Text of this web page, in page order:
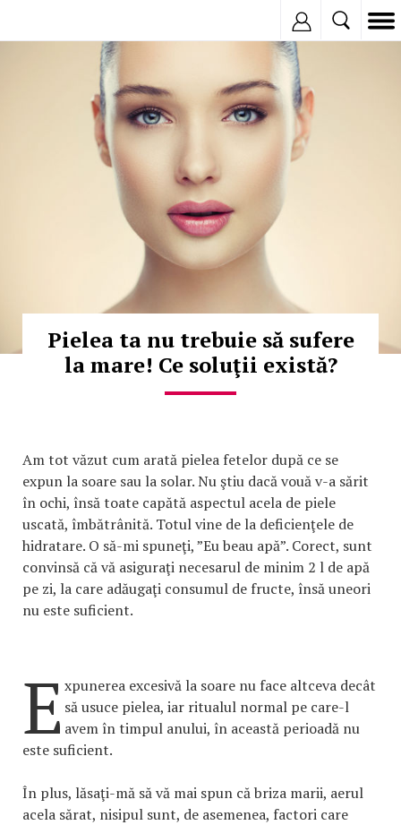
Pielea ta nu trebuie să sufere
la mare! Ce soluţii există?
Am tot văzut cum arată pielea fetelor după ce se
expun la soare sau la solar. Nu ştiu dacă vouă v-a sărit
în ochi, însă toate capătă aspectul acela de piele
uscată, îmbătrânită. Totul vine de la deficienţele de
hidratare. O să-mi spuneţi, ”Eu beau apă”. Corect, sunt
convinsă că vă asiguraţi necesarul de minim 2 l de apă
pe zi, la care adăugaţi consumul de fructe, însă uneori
nu este suficient.
E xpunerea excesivă la soare nu face altceva decât
să usuce pielea, iar ritualul normal pe care-l
avem în timpul anului, în această perioadă nu
este suficient.
În plus, lăsaţi-mă să vă mai spun că briza marii, aerul
acela sărat, nisipul sunt, de asemenea, factori care